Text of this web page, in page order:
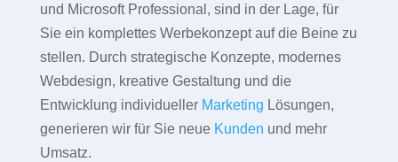
und Microsoft Professional, sind in der Lage, für
Sie ein komplettes Werbekonzept auf die Beine zu
stellen. Durch strategische Konzepte, modernes
Webdesign, kreative Gestaltung und die
Entwicklung individueller Marketing Lösungen,
generieren wir für Sie neue Kunden und mehr
Umsatz.